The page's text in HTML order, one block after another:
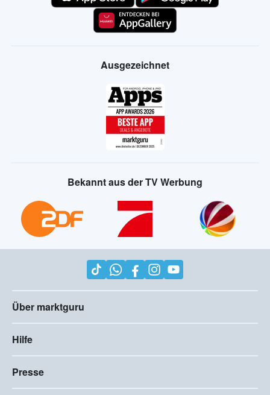
Ausgezeichnet
Bekannt aus der TV Werbung
Über marktguru
Hilfe
Presse